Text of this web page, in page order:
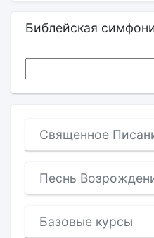
Библейская
Священное
Песнь
Базовые курсы